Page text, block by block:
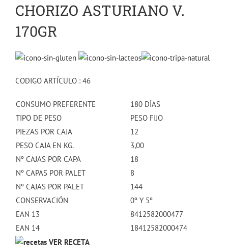
CHORIZO ASTURIANO V.
170GR
CODIGO ARTÍCULO : 46
CONSUMO PREFERENTE
180 DÍAS
TIPO DE PESO
PESO FIJO
PIEZAS POR CAJA
12
PESO CAJA EN KG.
3,00
Nº CAJAS POR CAPA
18
Nº CAPAS POR PALET
8
Nº CAJAS POR PALET
144
CONSERVACIÓN
0º Y 5º
EAN 13
8412582000477
EAN 14
18412582000474
VER RECETA